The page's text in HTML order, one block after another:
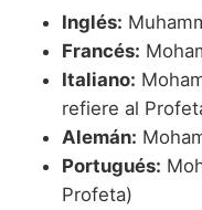
Inglés:
Francés:
Italiano:
refiere al
Alemán:
Portugués:
Profeta)